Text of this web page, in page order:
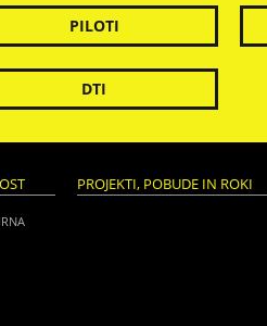
PILOTI
DTI
PROJEKTI, POBUDE IN ROKI